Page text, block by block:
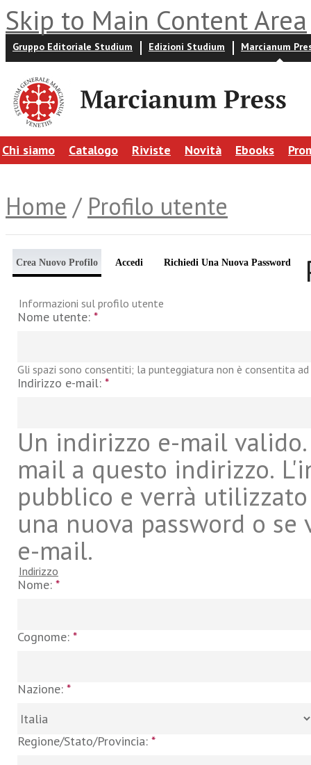
Skip to Main Content Area
Gruppo Editoriale Studium Edizioni Studium Marcianum
Chi siamo Catalogo Riviste Novità Ebooks
Home / Profilo utente
Crea Nuovo Profilo Accedi Richiedi Una Nuova Password
Informazioni sul profilo utente
Nome utente: *
Gli spazi sono consentiti; la punteggiatura non è consentita
Indirizzo e-mail: *
Un indirizzo e-mail
mail a questo indirizzo.
pubblico e verrà
una nuova password o
e-mail.
Indirizzo
Nome: *
Cognome: *
Nazione: *
Regione/Stato/Provincia: *